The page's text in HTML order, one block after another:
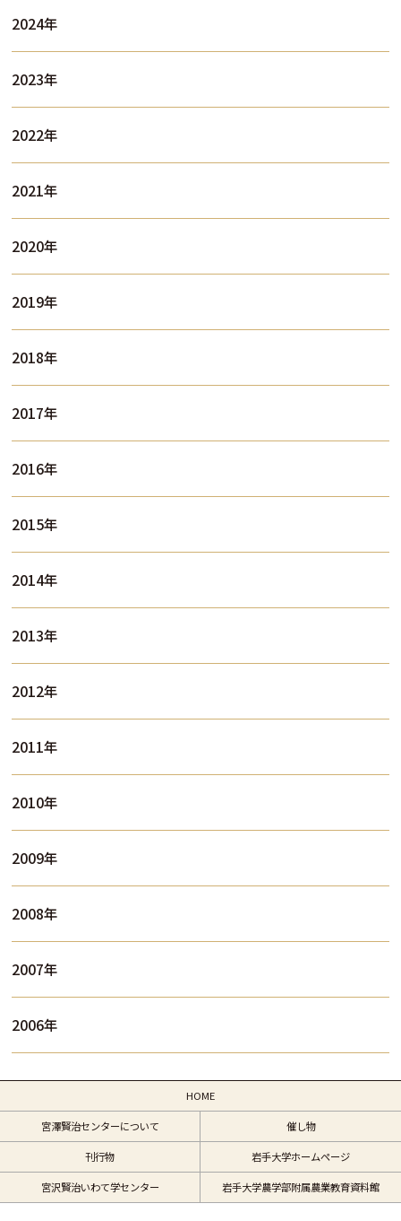
2024年
2023年
2022年
2021年
2020年
2019年
2018年
2017年
2016年
2015年
2014年
2013年
2012年
2011年
2010年
2009年
2008年
2007年
2006年
HOME
宮澤賢治センターについて 催し物
刊行物 岩手大学ホームページ
宮沢賢治いわて学センター 岩手大学農学部附属農業教育資料館